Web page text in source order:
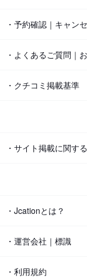
・予約確認｜キャン
・よくあるご質問｜
・クチコミ掲載基準
・サイト掲載に関す
・Jcationとは？
・運営会社｜標識
・利用規約